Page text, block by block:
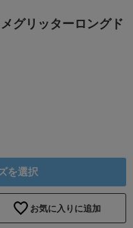
グリッターロングド
を選択
お気に入りに追加